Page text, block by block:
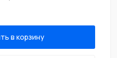
в корзину